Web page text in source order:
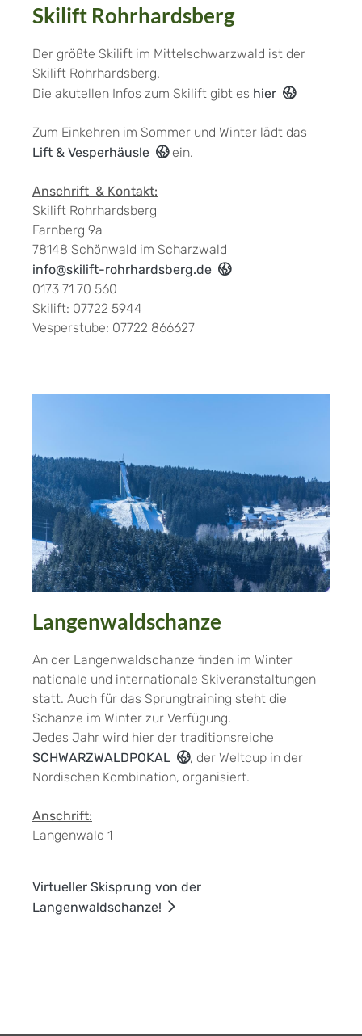
Skilift Rohrhardsberg
Der größte Skilift im Mittelschwarzwald ist der
Skilift Rohrhardsberg.
Die akutellen Infos zum Skilift gibt es hier
Zum Einkehren im Sommer und Winter lädt das
Lift & Vesperhäusle
ein.
Anschrift & Kontakt:
Skilift Rohrhardsberg
Farnberg 9a
78148 Schönwald im Scharzwald
info@skilift-rohrhardsberg.de
0173 71 70 560
Skilift: 07722 5944
Vesperstube: 07722 866627
Langenwaldschanze
An der Langenwaldschanze finden im Winter
nationale und internationale Skiveranstaltungen
statt. Auch für das Sprungtraining steht die
Schanze im Winter zur Verfügung.
Jedes Jahr wird hier der traditionsreiche
SCHWARZWALDPOKAL
, der Weltcup in der
Nordischen Kombination, organisiert.
Anschrift:
Langenwald 1
Virtueller Skisprung von der
Langenwaldschanze!